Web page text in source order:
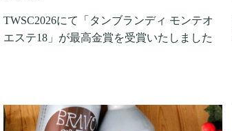
TWSC2026にて「タンブランディ モンテオ
エステ18」が最高金賞を受賞いたしました